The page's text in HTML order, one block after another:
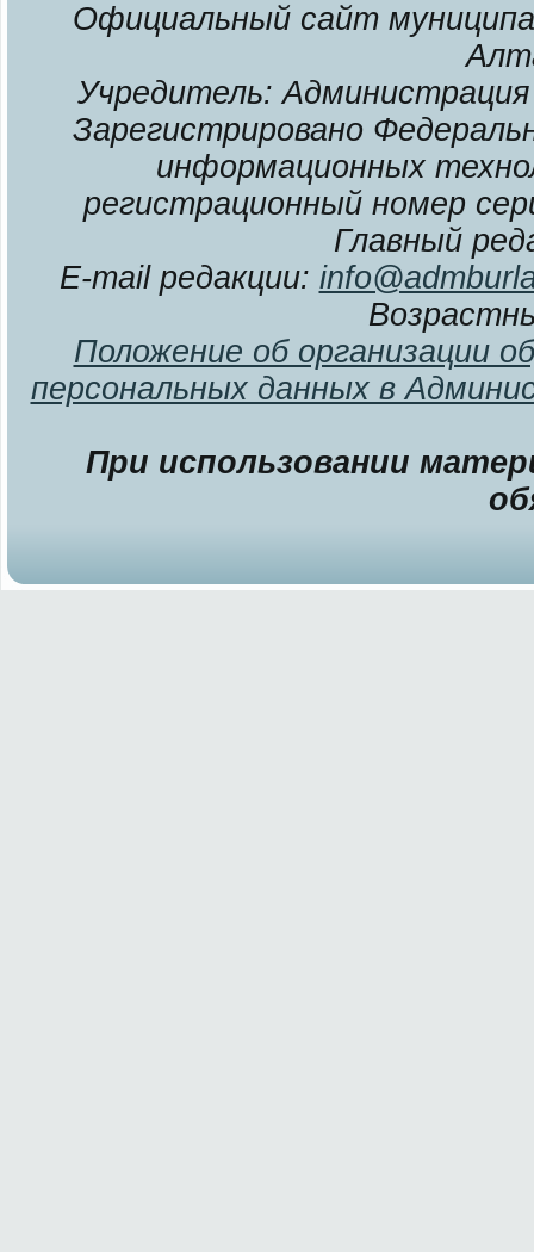
Официальный сайт
Учредитель: Администрация
Зарегистрировано
информационных
регистрационный номер
Главный
E-mail редакции:
Положение об организации
персональных данных в
При использовании